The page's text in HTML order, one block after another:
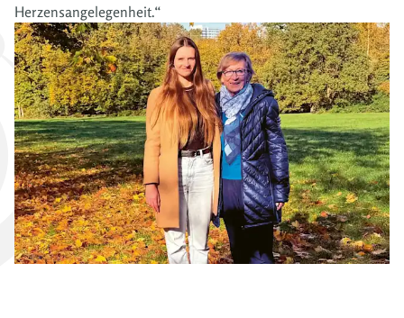
Herzensangelegenheit.“